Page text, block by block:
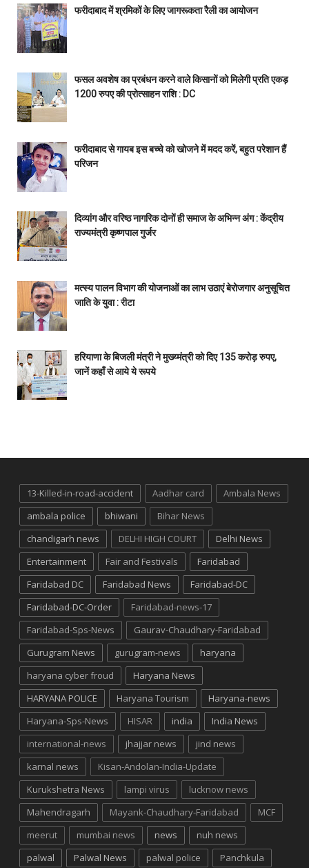
फरीदाबाद में श्रमिकों के लिए जागरूकता रैली का आयोजन
फसल अवशेष का प्रबंधन करने वाले किसानों को मिलेगी प्रति एकड़
1200 रुपए की प्रोत्साहन राशि : DC
फरीदाबाद से गायब इस बच्चे को खोजने में मदद करें, बहुत परेशान हैं
परिजन
दिव्यांग और वरिष्ठ नागरिक दोनों ही समाज के अभिन्न अंग : केंद्रीय
राज्यमंत्री कृष्णपाल गुर्जर
मत्स्य पालन विभाग की योजनाओं का लाभ उठाएं बेरोजगार अनुसूचित
जाति के युवा : रीटा
हरियाणा के बिजली मंत्री ने मुख्य्मंत्री को दिए 135 करोड़ रुपए,
जानें कहाँ से आये ये रूपये
13-Killed-in-road-accident Aadhar card
Ambala News
ambala police
bhiwani
Bihar News
chandigarh news
DELHI HIGH COURT
Delhi News
Entertainment
Fair and Festivals
Faridabad
Faridabad DC
Faridabad News
Faridabad-DC
Faridabad-DC-Order
Faridabad-news-17
Faridabad-Sps-News
Gaurav-Chaudhary-Faridabad
Gurugram News
gurugram-news
haryana
haryana cyber froud
Haryana News
HARYANA POLICE
Haryana Tourism
Haryana-news
Haryana-Sps-News
HISAR india
India News
international-news
jhajjar news
jind news
karnal news
Kisan-Andolan-India-Update
Kurukshetra News
lampi virus
lucknow news
Mahendragarh
Mayank-Chaudhary-Faridabad
MCF
meerut
mumbai news news
nuh news
palwal
Palwal News palwal police Panchkula